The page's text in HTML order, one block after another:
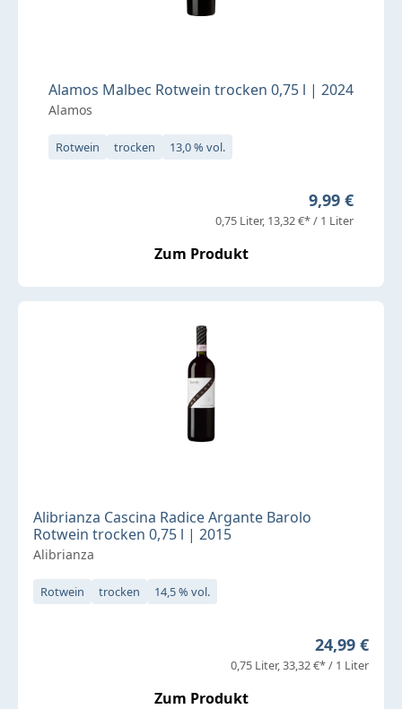
Alamos Malbec Rotwein trocken 0,75 l | 2024
Alamos
Rotwein trocken 13,0 % vol.
Regulärer
9,99 €
0,75 Liter 13,32 €* / 1 Liter
Zum Produkt
Alibrianza Cascina Radice Argante Barolo
Rotwein trocken 0,75 l | 2015
Alibrianza
Rotwein trocken 14,5 % vol.
Regulärer
24,99 €
0,75 Liter 33,32 €* / 1 Liter
Zum Produkt